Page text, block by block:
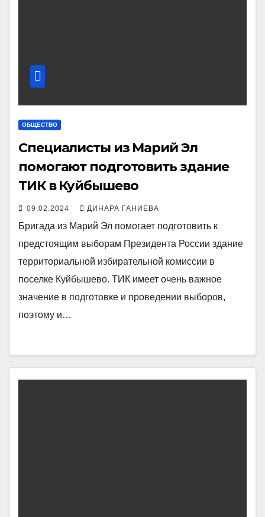
ОБЩЕСТВО
Специалисты из Марий Эл
помогают подготовить здание
ТИК в Куйбышево
09.02.2024 ДИНАРА ГАНИЕВА
Бригада из Марий Эл помогает подготовить к
предстоящим выборам Президента России здание
территориальной избирательной комиссии в
поселке Куйбышево. ТИК имеет очень важное
значение в подготовке и проведении выборов,
поэтому и…